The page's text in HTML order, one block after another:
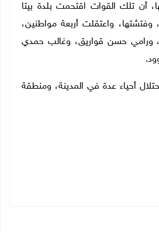
أن تلك القوات اقتحمت بلدة بيتا
وفتشتها، واعتقلت أربعة مواطنين،
ورامي حسن قواريق، وغالب حمدي
أحياء عدة في المدينة، ومنطقة